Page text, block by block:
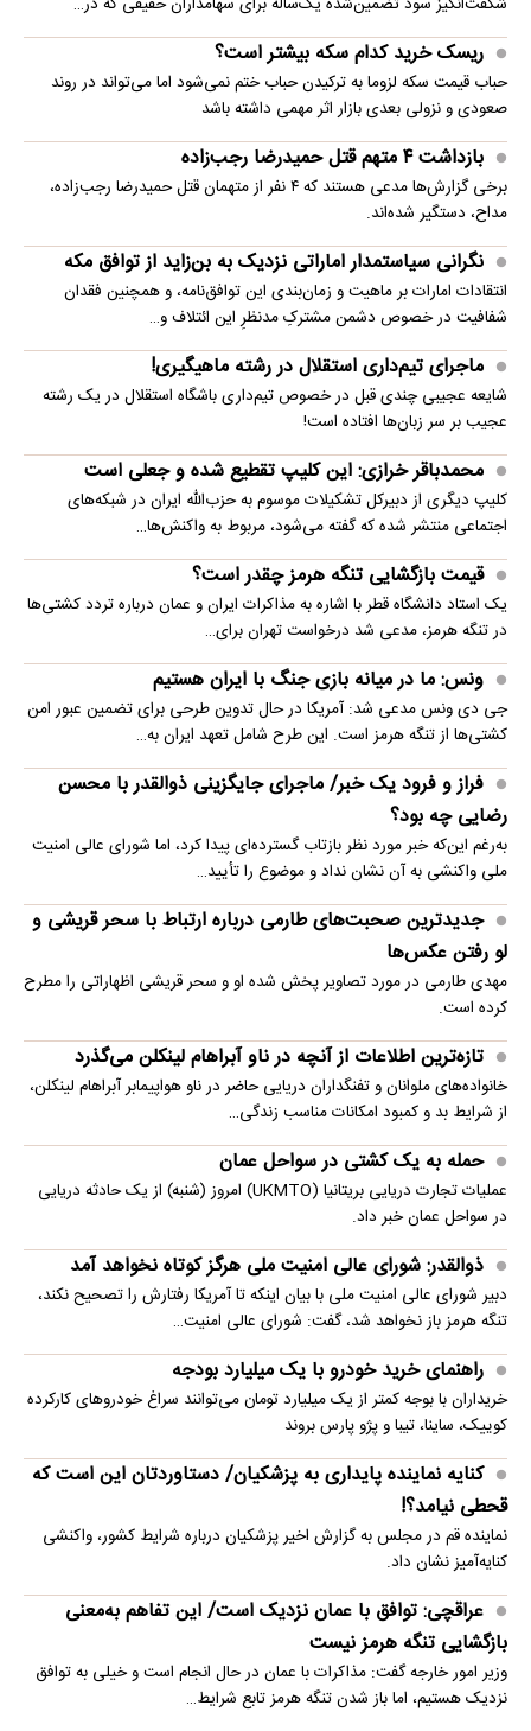
ریسک خرید کدام سکه بیشتر است؟
حباب قیمت سکه لزوما به ترکیدن حباب ختم نمی‌شود اما می‌تواند در روند
صعودی و نزولی بعدی بازار اثر مهمی داشته باشد
بازداشت ۴ متهم قتل حمیدرضا رجب‌زاده
برخی گزارش‌ها مدعی هستند که ۴ نفر از متهمان قتل حمیدرضا رجب‌زاده،
مداح، دستگیر شده‌اند.
نگرانی سیاستمدار اماراتی نزدیک به بن‌زاید از توافق مکه
انتقادات امارات بر ماهیت و زمان‌بندی این توافق‌نامه، و همچنین فقدان
شفافیت در خصوص دشمن مشترکِ مدنظرِ این ائتلاف و…
ماجرای تیم‌داری استقلال در رشته ماهیگیری!
شایعه عجیبی چندی قبل در خصوص تیم‌داری باشگاه استقلال در یک رشته
عجیب بر سر زبان‌ها افتاده است!
محمدباقر خرازی: این کلیپ تقطیع شده و جعلی است
کلیپ دیگری از دبیرکل تشکیلات موسوم به حزب‌الله ایران در شبکه‌های
اجتماعی منتشر شده که گفته می‌شود، مربوط به واکنش‌ها…
قیمت بازگشایی تنگه هرمز چقدر است؟
یک استاد دانشگاه قطر با اشاره به مذاکرات ایران و عمان درباره تردد کشتی‌ها
در تنگه هرمز، مدعی شد درخواست تهران برای…
ونس: ما در میانه بازی جنگ با ایران هستیم
جی دی ونس مدعی شد: آمریکا در حال تدوین طرحی برای تضمین عبور امن
کشتی‌ها از تنگه هرمز است. این طرح شامل تعهد ایران به…
فراز و فرود یک خبر/ ماجرای جایگزینی ذوالقدر با محسن
رضایی چه بود؟
به‌رغم این‌که خبر مورد نظر بازتاب گسترده‌ای پیدا کرد، اما شورای عالی امنیت
ملی واکنشی به آن نشان نداد و موضوع را تأیید…
جدیدترین صحبت‌های طارمی درباره ارتباط با سحر قریشی و
لو رفتن عکس‌ها
مهدی طارمی در مورد تصاویر پخش شده او و سحر قریشی اظهاراتی را مطرح
کرده است.
تازه‌ترین اطلاعات از آنچه در ناو آبراهام لینکلن می‌گذرد
خانواده‌های ملوانان و تفنگداران دریایی حاضر در ناو هواپیمابر آبراهام لینکلن،
از شرایط بد و کمبود امکانات مناسب زندگی…
حمله به یک کشتی در سواحل عمان
عملیات تجارت دریایی بریتانیا (UKMTO) امروز (شنبه) از یک حادثه دریایی
در سواحل عمان خبر داد.
ذوالقدر: شورای عالی امنیت ملی هرگز کوتاه نخواهد آمد
دبیر شورای عالی امنیت ملی با بیان اینکه تا آمریکا رفتارش را تصحیح نکند،
تنگه هرمز باز نخواهد شد، گفت: شورای عالی امنیت…
راهنمای خرید خودرو با یک میلیارد بودجه
خریداران با بوجه کمتر از یک میلیارد تومان می‌توانند سراغ خودروهای کارکرده
کوییک، ساینا، تیبا و پژو پارس بروند
کنایه نماینده پایداری به پزشکیان/ دستاوردتان این است که
قحطی نیامد؟!
نماینده قم در مجلس به گزارش اخیر پزشکیان درباره شرایط کشور، واکنشی
کنایه‌آمیز نشان داد.
عراقچی: توافق با عمان نزدیک است/ این تفاهم به‌معنی
بازگشایی تنگه هرمز نیست
وزیر امور خارجه گفت: مذاکرات با عمان در حال انجام است و خیلی به توافق
نزدیک هستیم، اما باز شدن تنگه هرمز تابع شرایط…